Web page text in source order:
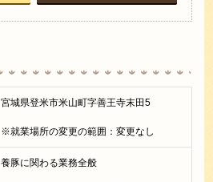
宮城県登米市米山町字善王寺末田5
※就業場所の変更の範囲：変更なし
養豚に関わる業務全般